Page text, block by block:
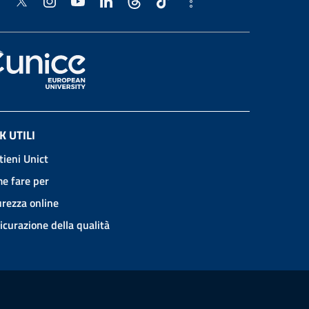
UTILI
Unict
fare per
online
della qualità